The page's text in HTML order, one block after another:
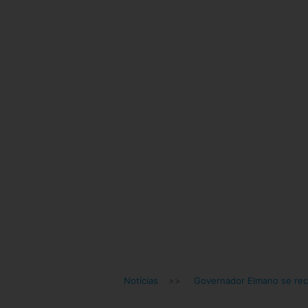
Notícias >> Governador Elmano se